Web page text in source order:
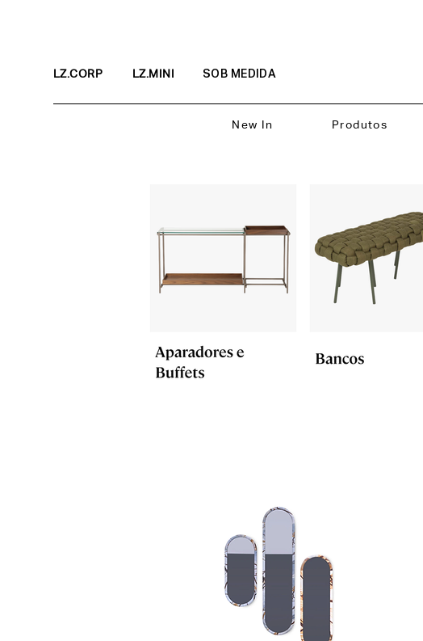
LZ.CORP LZ.MINI SOB MEDIDA
New In Produtos